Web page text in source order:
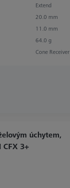
Extend
20.0 mm
11.0 mm
64.0 g
Cone Receiver
úchytem,
CFX 3+